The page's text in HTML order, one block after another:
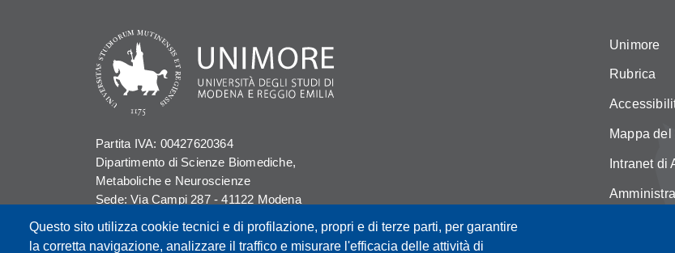
Questo sito utilizza cookie tecnici e di profilazione, propri e di terze parti, per garantire
la corretta navigazione, analizzare il traffico e misurare l'efficacia delle attività di
Partita IVA: 00427620364
Dipartimento di Scienze Biomediche,
Metaboliche e Neuroscienze
Sede: Via Campi 287 - 41122 Modena
PEC: dipbmn@pec.unimore.it
Unimore
Rubrica
Mappa del
Intranet di